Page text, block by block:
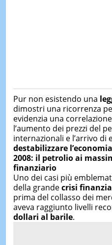
Pur non esistendo una
dimostri una ricorrenza
evidenzia una
l’aumento dei prezzi del
internazionali e l’arrivo di
destabilizzare
2008: il petrolio ai
finanziario
Uno dei casi più
della grandecrisi
prima del collasso dei
aveva raggiunto livelli
dollari al barile.